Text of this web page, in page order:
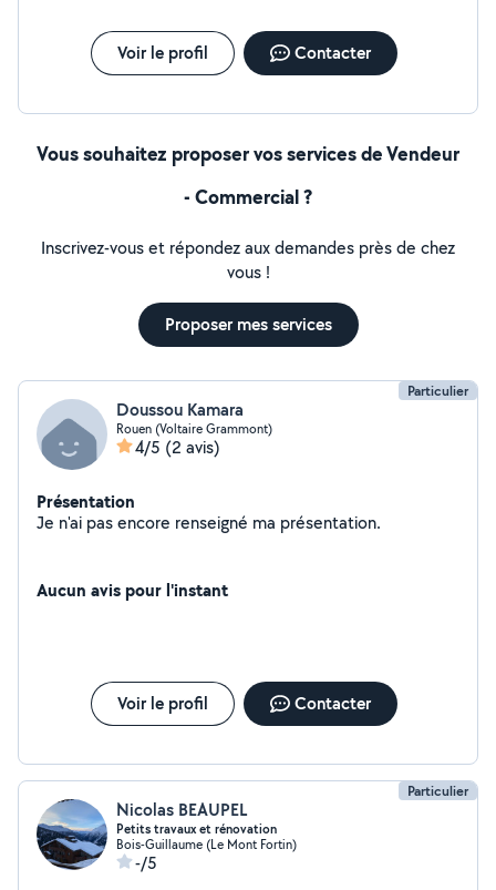
Voir le profil Contacter
Vous souhaitez proposer vos services de Vendeur
- Commercial ?
Inscrivez-vous et répondez aux demandes près de chez
vous !
Proposer mes services
Particulier
Doussou Kamara
Rouen (Voltaire Grammont)
4/5 (2 avis)
Présentation
Je n'ai pas encore renseigné ma présentation.
Aucun avis pour l'instant
Voir le profil Contacter
Particulier
Nicolas BEAUPEL
Petits travaux et rénovation
Bois-Guillaume (Le Mont Fortin)
-/5